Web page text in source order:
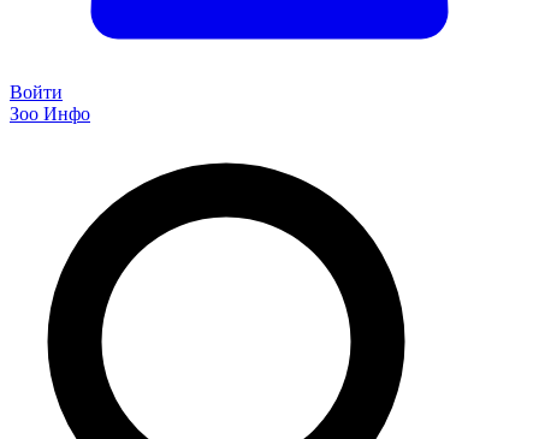
Войти
Зоо Инфо